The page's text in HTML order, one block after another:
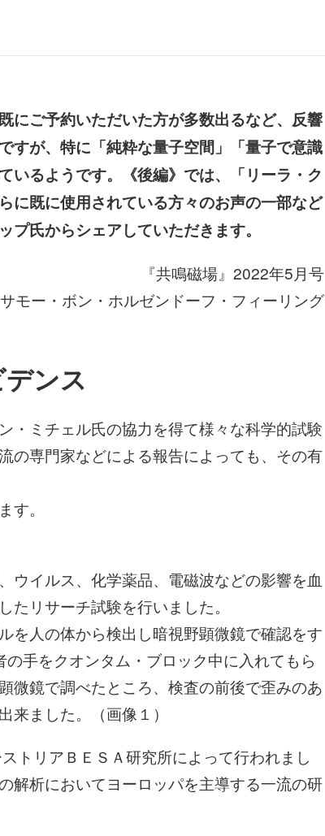
にご予約いただいた方が多数出るなど、反響
すが、特に「純粋な量子空間」「量子で意識
いるようです。《後編》では、「リーラ・ク
に既に使用されている方々のお声の一部など
氏からシェアしていただきます。
『共鳴磁場』2022年5月号
モー・ボン・ホルゼンドーフ・フィーリング
ンス
ミチェル氏の協力を得て様々な科学的試験
の専門家などによる報告によっても、その有
。
イルス、化学薬品、電磁波などの影響を血
リサーチ試験を行いました。
人の体から検出し暗視野顕微鏡で確認をす
手をクオンタム・ブロック中に入れてもら
微鏡で調べたところ、検査の前後で歪みのあ
来ました。（画像１）
トリアＢＥＳＡ研究所によって行われまし
解析においてヨーロッパを主導する一流の研